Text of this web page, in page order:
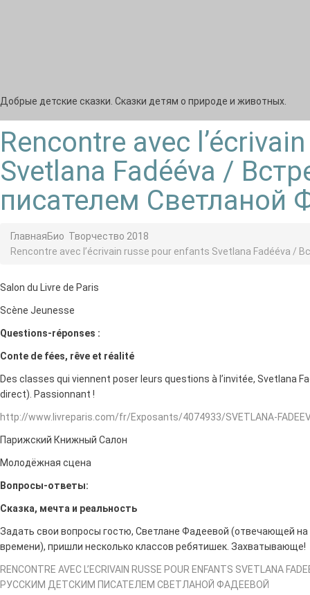
Добрые детские сказки. Сказки детям о природе и животных.
Rencontre avec
Svetlana Fadééva /
писателем Светланой
ГлавнаяБио Творчество 2018
Rencontre avec l’écrivain russe pour enfants Svetlana Fadééva /
Salon du Livre de Paris
Scène Jeunesse
Questions-réponses :
Conte de fées, rêve et réalité
Des classes qui viennent poser leurs questions à l’invitée, Svetlana
direct). Passionnant !
http://www.livreparis.com/fr/Exposants/4074933/SVETLANA-
Парижский Книжный Салон
Молодёжная сцена
Вопросы-ответы:
Сказка, мечта и реальность
Задать свои вопросы гостю, Светлане Фадеевой (отвечающей на
времени), пришли несколько классов ребятишек. Захватывающе!
RENCONTRE AVEC L’ECRIVAIN RUSSE POUR ENFANTS SVETLANA
РУССКИМ ДЕТСКИМ ПИСАТЕЛЕМ СВЕТЛАНОЙ ФАДЕЕВОЙ